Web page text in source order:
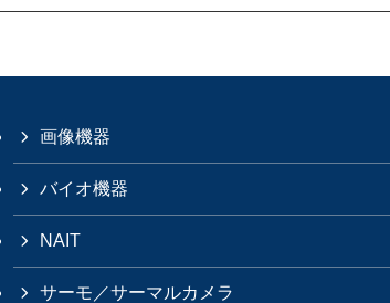
画像機器
バイオ機器
NAIT
サーモ／サーマルカメラ